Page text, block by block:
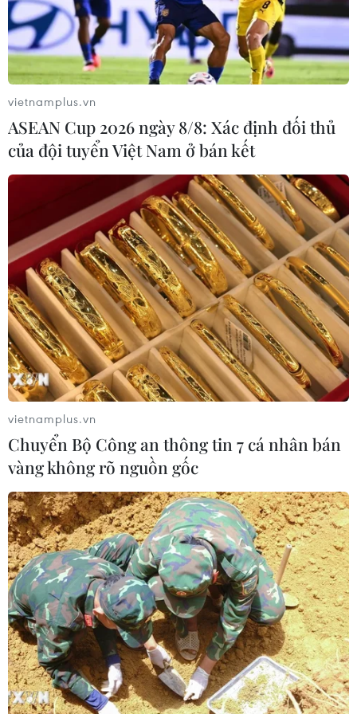
vietnamplus.vn
ASEAN Cup 2026 ngày 8/8: Xác định đối thủ
của đội tuyển Việt Nam ở bán kết
vietnamplus.vn
Chuyển Bộ Công an thông tin 7 cá nhân bán
vàng không rõ nguồn gốc